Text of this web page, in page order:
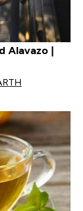
Alavazo |